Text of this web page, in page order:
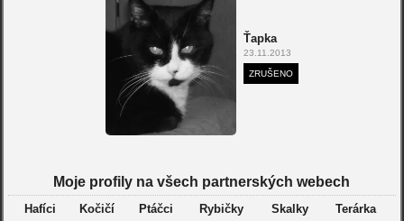
Ťapka
23.11.2013
ZRUŠENO
Moje profily na všech partnerských webech
Hafíci Kočičí Ptáčci Rybičky Skalky
Terárka